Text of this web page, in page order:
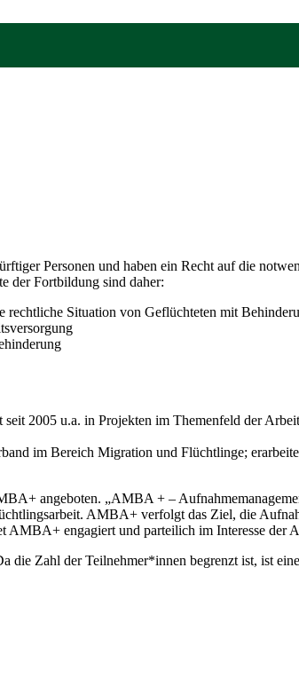
Personen und haben ein Recht auf die
der Fortbildung sind daher:
Situation von Geflüchteten mit
2005 u.a. in Projekten im Themenfeld der
im Bereich Migration und Flüchtlinge;
angeboten. „AMBA + –
AMBA+ verfolgt das Ziel, die
AMBA+ engagiert und parteilich im Interesse der
die Zahl der Teilnehmer*innen begrenzt ist, ist